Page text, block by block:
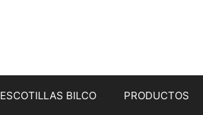
ESCOTILLAS BILCO PRODUCTOS